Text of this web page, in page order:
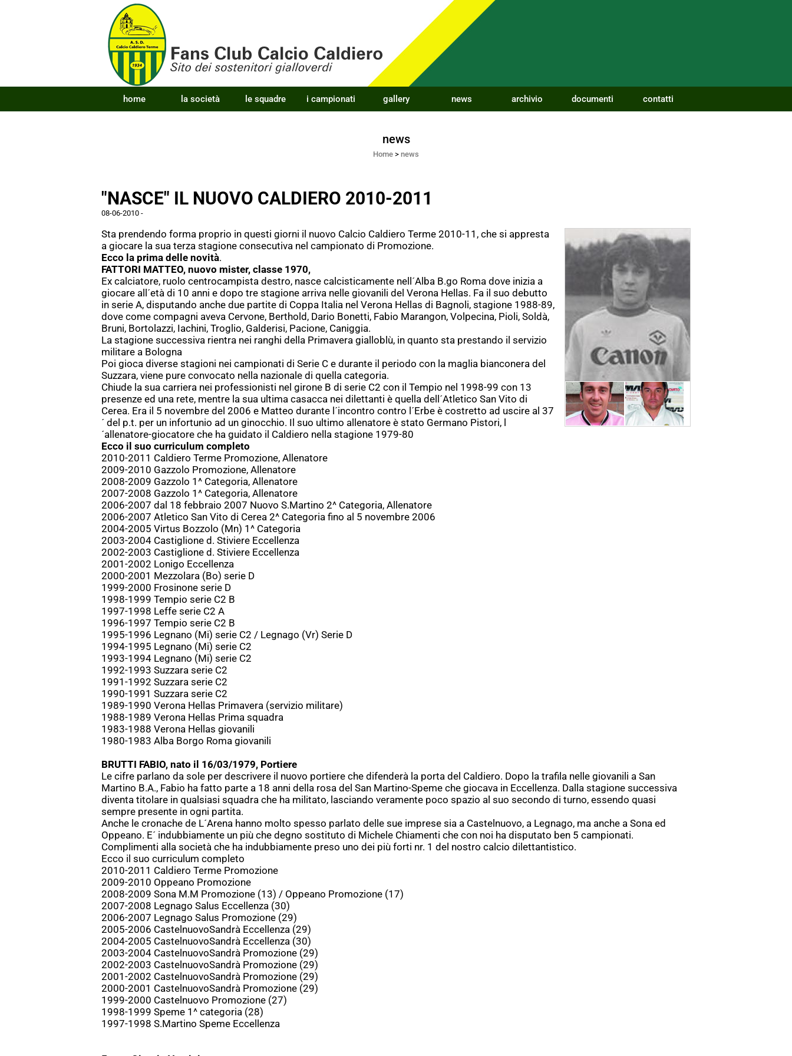
home la società le squadre i campionati gallery news archivio documenti contatti
news
Home > news
"NASCE" IL NUOVO CALDIERO 2010-2011
08-06-2010 -
Sta prendendo forma proprio in questi giorni il nuovo Calcio Caldiero Terme 2010-11, che si appresta
a giocare la sua terza stagione consecutiva nel campionato di Promozione.
Ecco la prima delle novità.
FATTORI MATTEO, nuovo mister, classe 1970,
Ex calciatore, ruolo centrocampista destro, nasce calcisticamente nell´Alba B.go Roma dove inizia a
giocare all´età di 10 anni e dopo tre stagione arriva nelle giovanili del Verona Hellas. Fa il suo debutto
in serie A, disputando anche due partite di Coppa Italia nel Verona Hellas di Bagnoli, stagione 1988-89,
dove come compagni aveva Cervone, Berthold, Dario Bonetti, Fabio Marangon, Volpecina, Pioli, Soldà,
Bruni, Bortolazzi, Iachini, Troglio, Galderisi, Pacione, Caniggia.
La stagione successiva rientra nei ranghi della Primavera gialloblù, in quanto sta prestando il servizio
militare a Bologna
Poi gioca diverse stagioni nei campionati di Serie C e durante il periodo con la maglia bianconera del
Suzzara, viene pure convocato nella nazionale di quella categoria.
Chiude la sua carriera nei professionisti nel girone B di serie C2 con il Tempio nel 1998-99 con 13
presenze ed una rete, mentre la sua ultima casacca nei dilettanti è quella dell´Atletico San Vito di
Cerea. Era il 5 novembre del 2006 e Matteo durante l´incontro contro l´Erbe è costretto ad uscire al 37
´ del p.t. per un infortunio ad un ginocchio. Il suo ultimo allenatore è stato Germano Pistori, l
´allenatore-giocatore che ha guidato il Caldiero nella stagione 1979-80
Ecco il suo curriculum completo
2010-2011 Caldiero Terme Promozione, Allenatore
2009-2010 Gazzolo Promozione, Allenatore
2008-2009 Gazzolo 1^ Categoria, Allenatore
2007-2008 Gazzolo 1^ Categoria, Allenatore
2006-2007 dal 18 febbraio 2007 Nuovo S.Martino 2^ Categoria, Allenatore
2006-2007 Atletico San Vito di Cerea 2^ Categoria fino al 5 novembre 2006
2004-2005 Virtus Bozzolo (Mn) 1^ Categoria
2003-2004 Castiglione d. Stiviere Eccellenza
2002-2003 Castiglione d. Stiviere Eccellenza
2001-2002 Lonigo Eccellenza
2000-2001 Mezzolara (Bo) serie D
1999-2000 Frosinone serie D
1998-1999 Tempio serie C2 B
1997-1998 Leffe serie C2 A
1996-1997 Tempio serie C2 B
1995-1996 Legnano (Mi) serie C2 / Legnago (Vr) Serie D
1994-1995 Legnano (Mi) serie C2
1993-1994 Legnano (Mi) serie C2
1992-1993 Suzzara serie C2
1991-1992 Suzzara serie C2
1990-1991 Suzzara serie C2
1989-1990 Verona Hellas Primavera (servizio militare)
1988-1989 Verona Hellas Prima squadra
1983-1988 Verona Hellas giovanili
1980-1983 Alba Borgo Roma giovanili
BRUTTI FABIO, nato il 16/03/1979, Portiere
Le cifre parlano da sole per descrivere il nuovo portiere che difenderà la porta del Caldiero. Dopo la trafila nelle giovanili a San
Martino B.A., Fabio ha fatto parte a 18 anni della rosa del San Martino-Speme che giocava in Eccellenza. Dalla stagione successiva
diventa titolare in qualsiasi squadra che ha militato, lasciando veramente poco spazio al suo secondo di turno, essendo quasi
sempre presente in ogni partita.
Anche le cronache de L´Arena hanno molto spesso parlato delle sue imprese sia a Castelnuovo, a Legnago, ma anche a Sona ed
Oppeano. E´ indubbiamente un più che degno sostituto di Michele Chiamenti che con noi ha disputato ben 5 campionati.
Complimenti alla società che ha indubbiamente preso uno dei più forti nr. 1 del nostro calcio dilettantistico.
Ecco il suo curriculum completo
2010-2011 Caldiero Terme Promozione
2009-2010 Oppeano Promozione
2008-2009 Sona M.M Promozione (13) / Oppeano Promozione (17)
2007-2008 Legnago Salus Eccellenza (30)
2006-2007 Legnago Salus Promozione (29)
2005-2006 CastelnuovoSandrà Eccellenza (29)
2004-2005 CastelnuovoSandrà Eccellenza (30)
2003-2004 CastelnuovoSandrà Promozione (29)
2002-2003 CastelnuovoSandrà Promozione (29)
2001-2002 CastelnuovoSandrà Promozione (29)
2000-2001 CastelnuovoSandrà Promozione (29)
1999-2000 Castelnuovo Promozione (27)
1998-1999 Speme 1^ categoria (28)
1997-1998 S.Martino Speme Eccellenza